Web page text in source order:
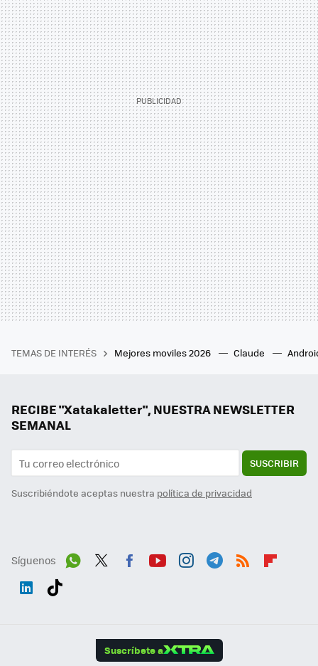
TEMAS DE INTERÉS Mejores moviles 2026 Claude
RECIBE "Xatakaletter", NUESTRA NEWSLETTER
SEMANAL
SUSCRIBIR
Suscribiéndote aceptas nuestra política de privacidad
Síguenos
Suscríbete a